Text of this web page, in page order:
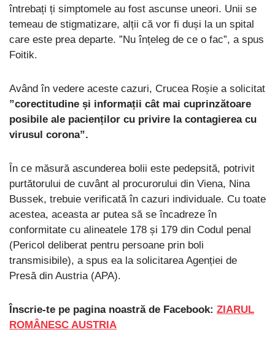
întrebați ți simptomele au fost ascunse uneori. Unii se
temeau de stigmatizare, alții că vor fi duși la un spital
care este prea departe. ”Nu înțeleg de ce o fac”, a spus
Foitik.
Având în vedere aceste cazuri, Crucea Roșie a solicitat
”corectitudine și informații cât mai cuprinzătoare
posibile ale pacienților cu privire la contagierea cu
virusul corona”.
În ce măsură ascunderea bolii este pedepsită, potrivit
purtătorului de cuvânt al procurorului din Viena, Nina
Bussek, trebuie verificată în cazuri individuale. Cu toate
acestea, aceasta ar putea să se încadreze în
conformitate cu alineatele 178 și 179 din Codul penal
(Pericol deliberat pentru persoane prin boli
transmisibile), a spus ea la solicitarea Agenției de
Presă din Austria (APA).
Înscrie-te pe pagina noastră de Facebook: ZIARUL
ROMÂNESC AUSTRIA